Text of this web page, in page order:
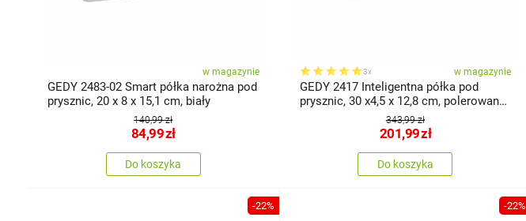
w magazynie
GEDY 2483-02 Smart półka narożna pod
prysznic, 20 x 8 x 15,1 cm, biały
140,99 zł
84,99zł
Do koszyka
3x w magazynie
GEDY 2417 Inteligentna półka pod
prysznic, 30 x4,5 x 12,8 cm, polerowana
343,99 zł
201,99zł
Do koszyka
-22% -22%